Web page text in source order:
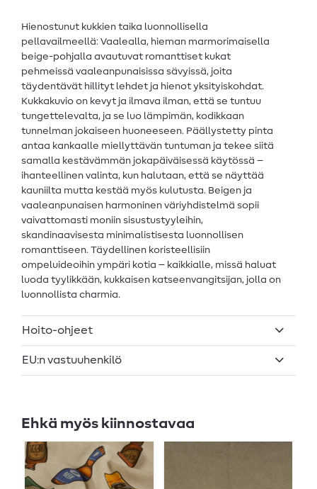
Hienostunut kukkien taika luonnollisella
pellavailmeellä: Vaalealla, hieman marmorimaisella
beige-pohjalla avautuvat romanttiset kukat
pehmeissä vaaleanpunaisissa sävyissä, joita
täydentävät hillityt lehdet ja hienot yksityiskohdat.
Kukkakuvio on kevyt ja ilmava ilman, että se tuntuu
tungettelevalta, ja se luo lämpimän, kodikkaan
tunnelman jokaiseen huoneeseen. Päällystetty pinta
antaa kankaalle miellyttävän tuntuman ja tekee siitä
samalla kestävämmän jokapäiväisessä käytössä –
ihanteellinen valinta, kun halutaan, että se näyttää
kauniilta mutta kestää myös kulutusta. Beigen ja
vaaleanpunaisen harmoninen väriyhdistelmä sopii
vaivattomasti moniin sisustustyyleihin,
skandinaavisesta minimalistisesta luonnollisen
romanttiseen. Täydellinen koristeellisiin
ompeluideoihin ympäri kotia – kaikkialle, missä haluat
luoda tyylikkään, kukkaisen katseenvangitsijan, jolla on
luonnollista charmia.
Hoito-ohjeet
EU:n vastuuhenkilö
Ehkä myös kiinnostavaa